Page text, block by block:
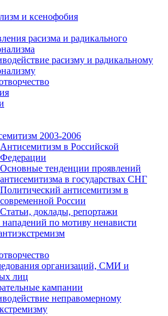
и ксенофобия
расизма и радикального
расизму и радикальному
2003-2006
Антисемитизм в Российской
Федерации
Основные тенденции проявлений
антисемитизма в государствах СНГ
Политический антисемитизм в
современной России
Статьи, доклады, репортажи
нападений по мотиву ненависти
организаций, СМИ и
лиц
кампании
неправомерному